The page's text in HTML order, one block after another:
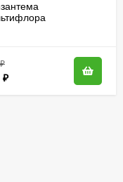
₽
₽